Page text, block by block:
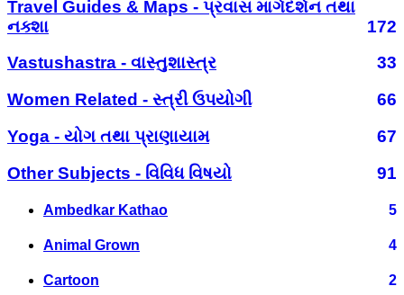
Travel Guides & Maps - પ્રવાસ માર્ગદર્શન તથા
નક્શા
172
Vastushastra - વાસ્તુશાસ્ત્ર
33
Women Related - સ્ત્રી ઉપયોગી
66
Yoga - યોગ તથા પ્રાણાયામ
67
Other Subjects - વિવિધ વિષયો
91
Ambedkar Kathao 5
Animal Grown 4
Cartoon 2